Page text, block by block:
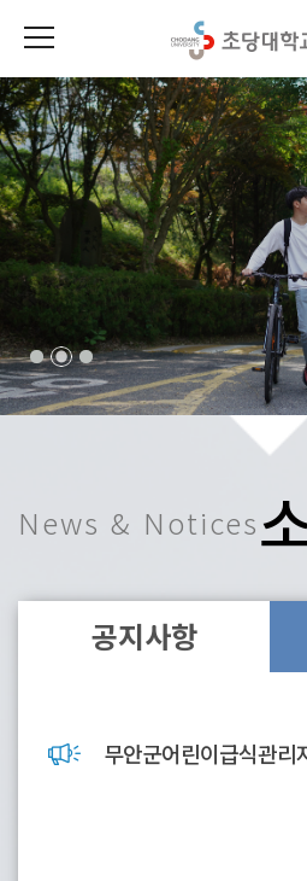
News & Notices
공지사항
무안군어린이급식관리지원센터